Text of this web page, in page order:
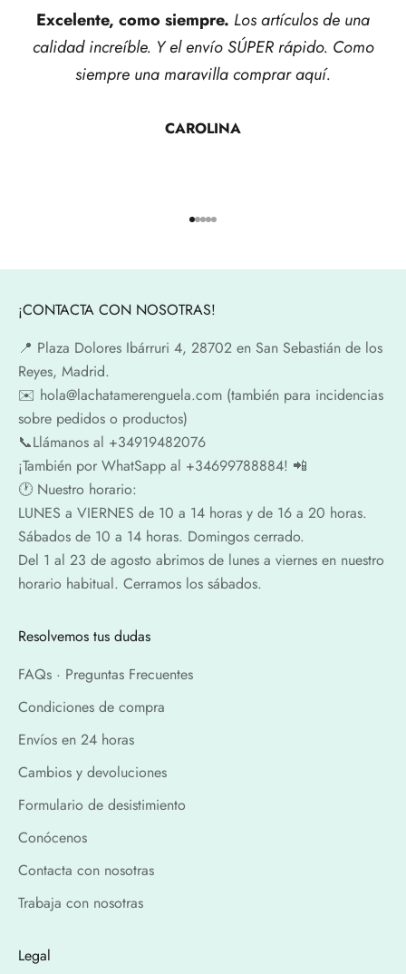
Excelente, como siempre. Los artículos de una
calidad increíble. Y el envío SÚPER rápido. Como
siempre una maravilla comprar aquí.
CAROLINA
Ir al artículo 1
Ir al artículo 2
Ir al artículo 3
Ir al artículo 4
Ir al artículo 5
¡CONTACTA CON NOSOTRAS!
📍​ Plaza Dolores Ibárruri 4, 28702 en San Sebastián de los
Reyes, Madrid.
✉️​ hola@lachatamerenguela.com (también para incidencias
sobre pedidos o productos)
📞​​Llámanos al +34919482076
¡También por WhatSapp al +34699788884! 📲
🕐​ Nuestro horario:
LUNES a VIERNES de 10 a 14 horas y de 16 a 20 horas.
Sábados de 10 a 14 horas. Domingos cerrado.
Del 1 al 23 de agosto abrimos de lunes a viernes en nuestro
horario habitual. Cerramos los sábados.
Resolvemos tus dudas
FAQs · Preguntas Frecuentes
Condiciones de compra
Envíos en 24 horas
Cambios y devoluciones
Formulario de desistimiento
Conócenos
Contacta con nosotras
Trabaja con nosotras
Legal